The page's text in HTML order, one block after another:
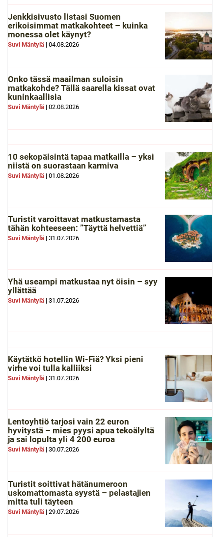
Jenkkisivusto listasi Suomen
erikoisimmat matkakohteet – kuinka
monessa olet käynyt?
Suvi Mäntylä | 04.08.2026
Onko tässä maailman suloisin
matkakohde? Tällä saarella kissat ovat
kuninkaallisia
Suvi Mäntylä | 02.08.2026
10 sekopäisintä tapaa matkailla – yksi
niistä on suorastaan karmiva
Suvi Mäntylä | 01.08.2026
Turistit varoittavat matkustamasta
tähän kohteeseen: ”Täyttä helvettiä”
Suvi Mäntylä | 31.07.2026
Yhä useampi matkustaa nyt öisin – syy
yllättää
Suvi Mäntylä | 31.07.2026
Käytätkö hotellin Wi-Fiä? Yksi pieni
virhe voi tulla kalliiksi
Suvi Mäntylä | 31.07.2026
Lentoyhtiö tarjosi vain 22 euron
hyvitystä – mies pyysi apua tekoälyltä
ja sai lopulta yli 4 200 euroa
Suvi Mäntylä | 30.07.2026
Turistit soittivat hätänumeroon
uskomattomasta syystä – pelastajien
mitta tuli täyteen
Suvi Mäntylä | 29.07.2026